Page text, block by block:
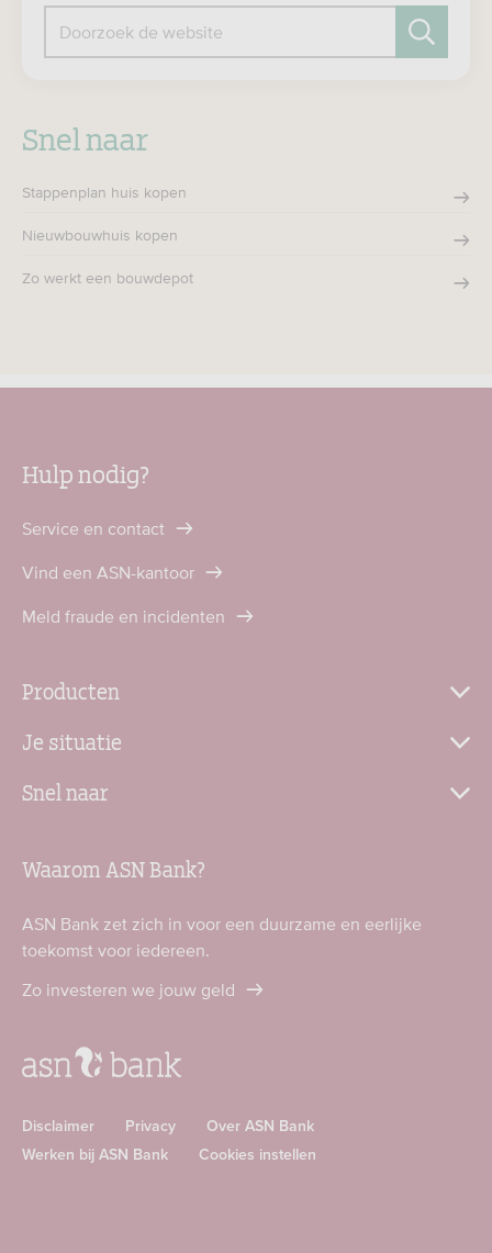
Doorzoek de website
Snel naar
Stappenplan huis kopen
Nieuwbouwhuis kopen
Zo werkt een bouwdepot
Hulp nodig?
Service en contact
Vind een ASN-kantoor
Meld fraude en incidenten
Producten
Je situatie
Snel naar
Waarom ASN Bank?
ASN Bank zet zich in voor een duurzame en eerlijke
toekomst voor iedereen.
Zo investeren we jouw geld
Disclaimer Privacy
Over ASN Bank
Werken bij ASN Bank
Cookies instellen